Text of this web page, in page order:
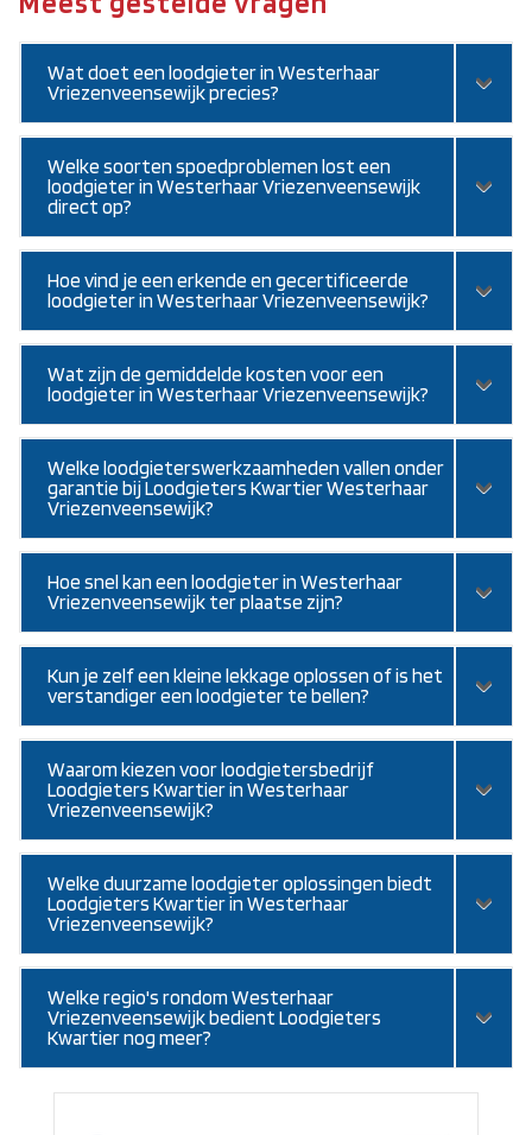
Wat doet een loodgieter in Westerhaar
Vriezenveensewijk precies?
Welke soorten spoedproblemen lost een
loodgieter in Westerhaar Vriezenveensewijk
direct op?
Hoe vind je een erkende en gecertificeerde
loodgieter in Westerhaar Vriezenveensewijk?
Wat zijn de gemiddelde kosten voor een
loodgieter in Westerhaar Vriezenveensewijk?
Welke loodgieterswerkzaamheden vallen onder
garantie bij Loodgieters Kwartier Westerhaar
Vriezenveensewijk?
Hoe snel kan een loodgieter in Westerhaar
Vriezenveensewijk ter plaatse zijn?
Kun je zelf een kleine lekkage oplossen of is het
verstandiger een loodgieter te bellen?
Waarom kiezen voor loodgietersbedrijf
Loodgieters Kwartier in Westerhaar
Vriezenveensewijk?
Welke duurzame loodgieter oplossingen biedt
Loodgieters Kwartier in Westerhaar
Vriezenveensewijk?
Welke regio's rondom Westerhaar
Vriezenveensewijk bedient Loodgieters
Kwartier nog meer?